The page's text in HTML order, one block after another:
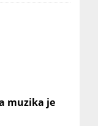
muzika je